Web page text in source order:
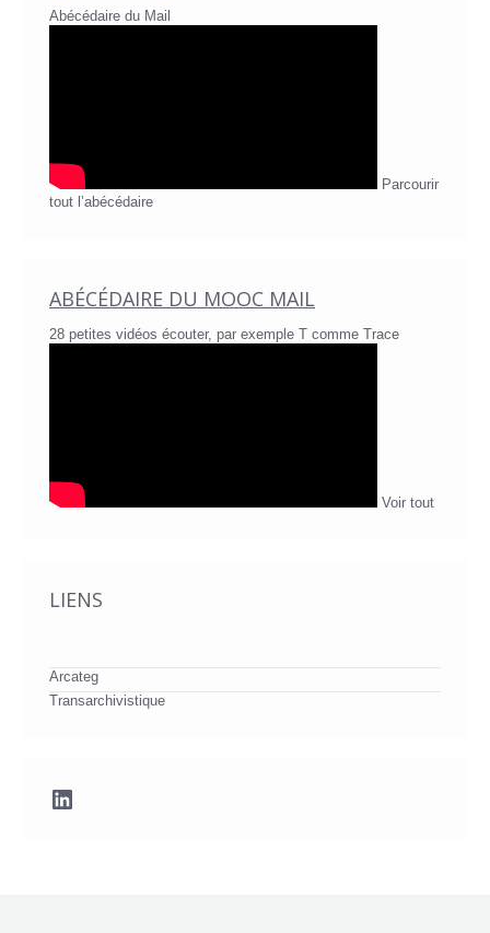
Abécédaire du Mail
Parcourir
tout l’abécédaire
ABÉCÉDAIRE DU MOOC MAIL
28 petites vidéos écouter, par exemple T comme Trace
Voir tout
LIENS
Arcateg
Transarchivistique
LinkedIn